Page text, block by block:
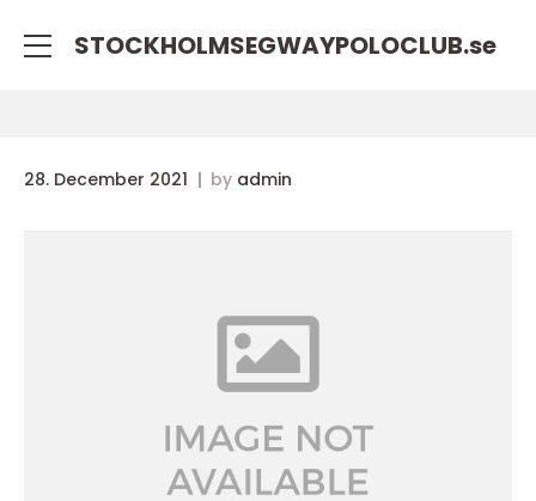
STOCKHOLMSEGWAYPOLOCLUB.se
28. December 2021 by admin